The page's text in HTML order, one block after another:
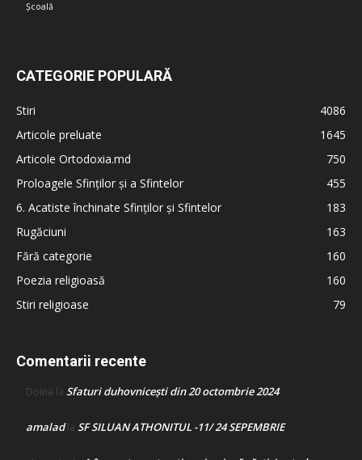
Școală
CATEGORIE POPULARĂ
Stiri
4086
Articole preluate
1645
Articole Ortodoxia.md
750
Proloagele Sfinților și a Sfintelor
455
6. Acatiste închinate Sfinților și Sfintelor
183
Rugăciuni
163
Fără categorie
160
Poezia religioasă
160
Stiri religioase
79
Comentarii recente
Doina la Sfaturi duhovnicești din 20 octombrie 2024
amaladla SF SILUAN ATHONITUL -11/ 24 SEPEMBRIE